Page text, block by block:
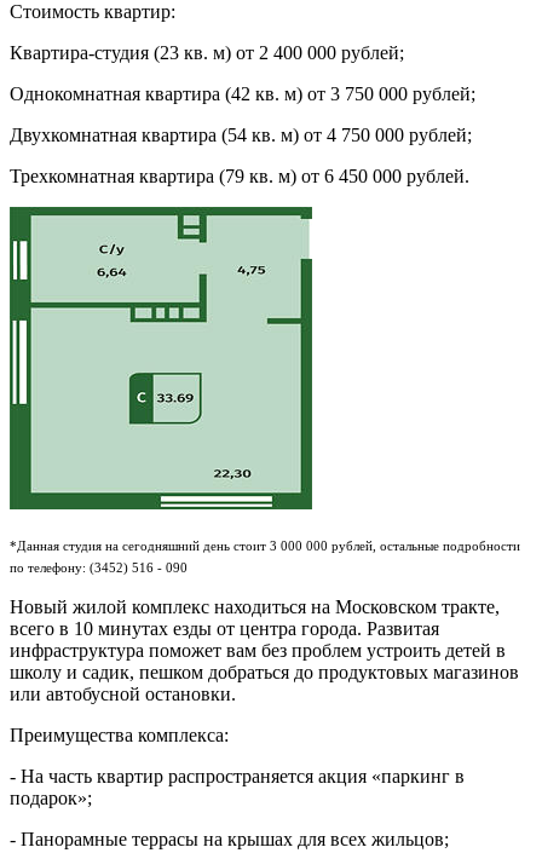
Стоимость квартир:
Квартира-студия (23 кв. м) от 2 400 000 рублей;
Однокомнатная квартира (42 кв. м) от 3 750 000 рублей;
Двухкомнатная квартира (54 кв. м) от 4 750 000 рублей;
Трехкомнатная квартира (79 кв. м) от 6 450 000 рублей.
*Данная студия на сегодняшний день стоит 3 000 000 рублей, остальные подробности
по телефону: (3452) 516 - 090
Новый жилой комплекс находиться на Московском тракте,
всего в 10 минутах езды от центра города. Развитая
инфраструктура поможет вам без проблем устроить детей в
школу и садик, пешком добраться до продуктовых магазинов
или автобусной остановки.
Преимущества комплекса:
- На часть квартир распространяется акция «паркинг в
подарок»;
- Панорамные террасы на крышах для всех жильцов;